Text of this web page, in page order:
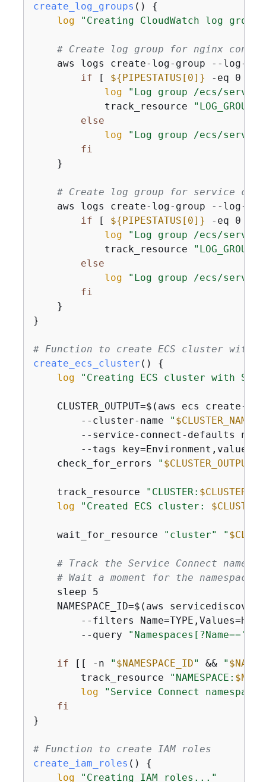
create_log_groups () {
log
"Creating CloudWatch log
# Create log group for nginx
aws logs create-log-group --log-
if [ ${PIPESTATUS[0]} -eq 0 ];
log
"Log group /ecs/
            track_resource
else
log
"Log group /ecs/
fi
    }
# Create log group for service
aws logs create-log-group --log-
if [ ${PIPESTATUS[0]} -eq 0 ];
log
"Log group /ecs/
            track_resource
else
log
"Log group /ecs/
fi
    }
}
# Function to create ECS cluster with
create_ecs_cluster () {
log
"Creating ECS cluster with
CLUSTER_OUTPUT=$(aws ecs create-
        --cluster-name
" $CLUSTER_NAME
--service-connect-defaults
--tags
    check_for_errors
" $CLUSTER_OUTPUT
    track_resource
"CLUSTER:
log
"Created ECS cluster:
    wait_for_resource
"cluster" "
# Track the Service Connect
# Wait a moment for the namespace
    sleep 5
NAMESPACE_ID=$(aws
--filters
        --query
"Namespaces[?Name=='
if [[ -n " $NAMESPACE_ID" && "
        track_resource
"NAMESPACE:
log
"Service Connect
fi
}
# Function to create IAM roles
create_iam_roles () {
log
"Creating IAM roles..."